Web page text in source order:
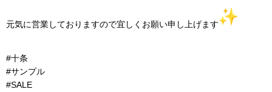
元気に営業しておりますので宜しくお願い申し上げます
#十条
#サンプル
#SALE